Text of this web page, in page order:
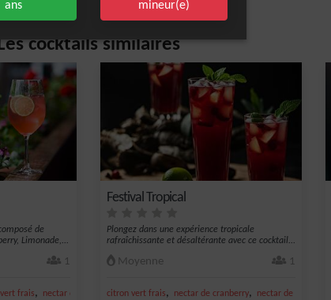
cocktails similaires
de
Limonade,...
1
frais, nectar de cranberry,limonade
Festival Tropical
Plongez dans une expérience tropicale
rafraîchissante et désaltérante avec ce cocktail...
Moyenne 1
citron vert frais, nectar de cranberry, nectar de maracujà
ans
mineur(e)